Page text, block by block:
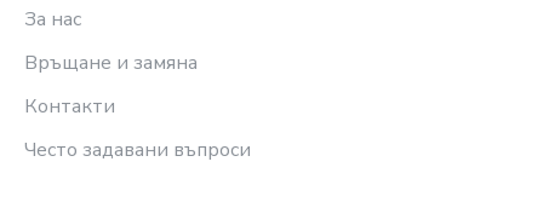
За нас
Връщане и замяна
Контакти
Често задавани въпроси